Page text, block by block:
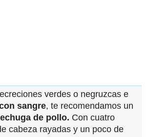
verdes o negruzcas e
sangre, te recomendamos un
de pollo. Con cuatro
cabeza rayadas y un poco de